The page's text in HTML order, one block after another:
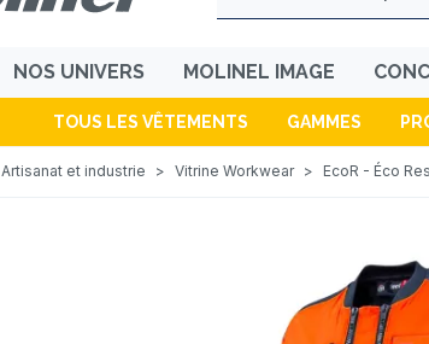
NOS UNIVERS MOLINEL IMAGE
TOUS LES VÊTEMENTS GAMMES
Artisanat et industrie > Vitrine Workwear > EcoR - Éco